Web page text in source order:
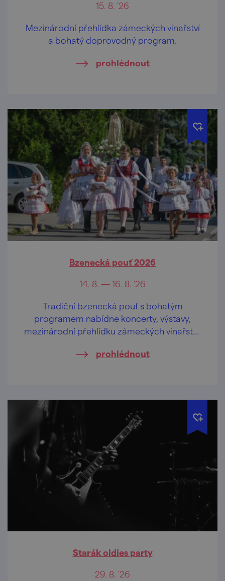
15. 8. '26
Mezinárodní přehlídka zámeckých vinařství
a bohatý doprovodný program.
prohlédnout
Bzenecká pouť 2026
14. 8. — 16. 8. '26
Tradiční bzenecká pouť s bohatým
programem nabídne koncerty, výstavy,
mezinárodní přehlídku zámeckých vinařství,
prohlédnout
Starák oldies party
29. 8. '26